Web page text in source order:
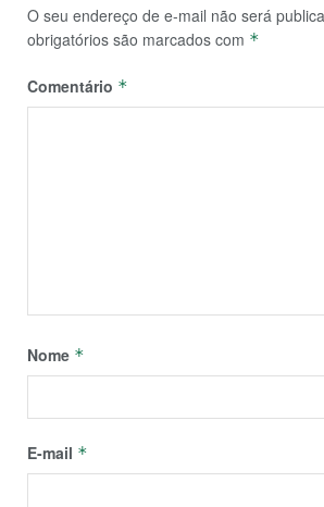
O seu endereço de e-mail não será
obrigatórios são marcados com *
Comentário *
Nome *
E-mail *